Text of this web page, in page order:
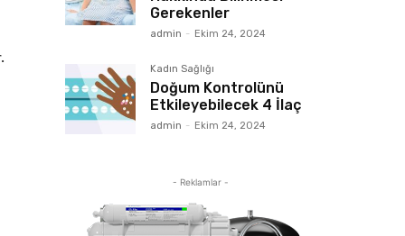
Gerekenler
admin - Ekim 24, 2024
Kadın Sağlığı
Doğum Kontrolünü
Etkileyebilecek 4 İlaç
admin - Ekim 24, 2024
- Reklamlar -